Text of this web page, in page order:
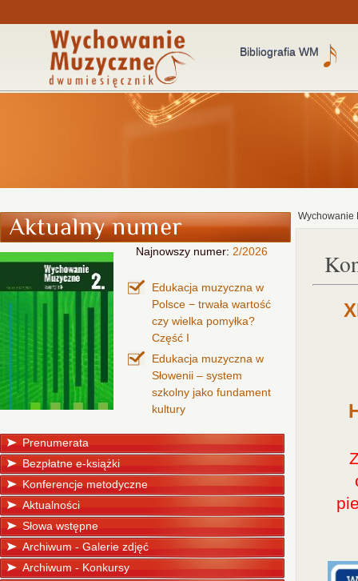
Bibliografia WM
Najnowszy numer: 2/2026
Edukacja muzyczna w
Polsce − trwała wartość
czy wielka pomyłka?
Część I
Edukacja muzyczna w
Słowenii – system
szkolny jako fundament
kultury
Prenumerata
Bezpłatne e-książki
Konferencje metodyczne
Aktualności
Słowa wstępne
Archiwum - Galerie zdjęć
Archiwum - Konkursy
Wychowanie